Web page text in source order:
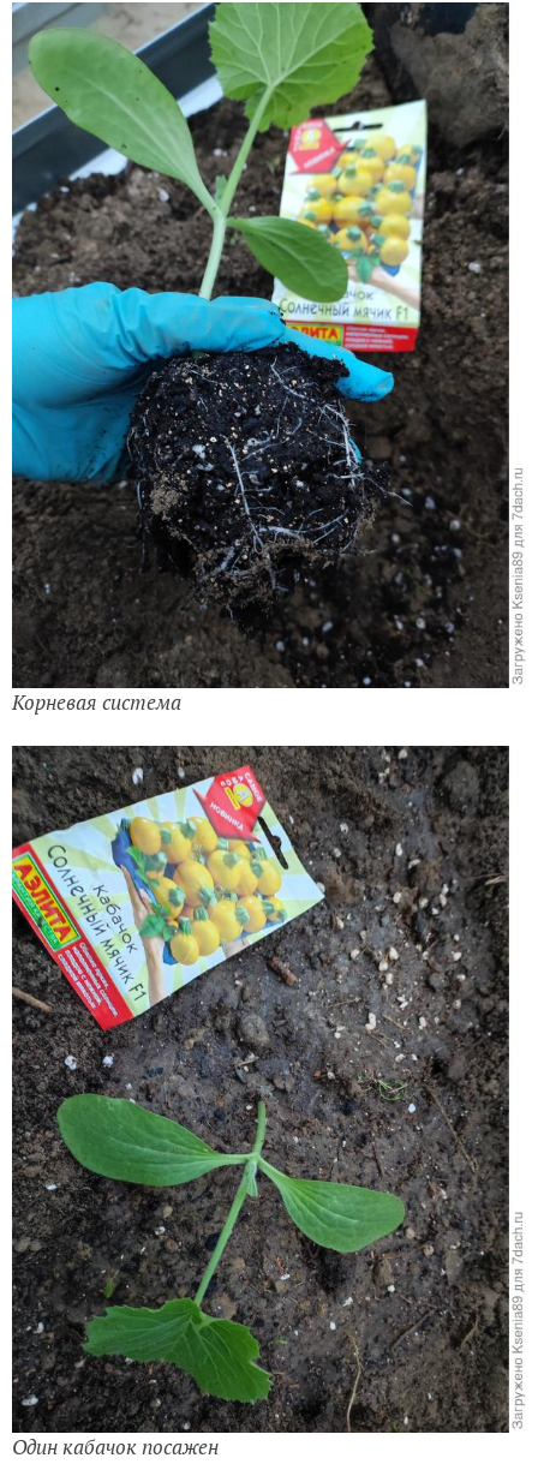
Корневая система
Один кабачок посажен